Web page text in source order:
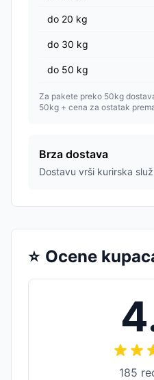
do 20 kg
do 30 kg
do 50 kg
Za pakete preko 50kg
50kg + cena za ostatak
Brza dostava
Dostavu vrši kurirska
⭐ Ocene
185